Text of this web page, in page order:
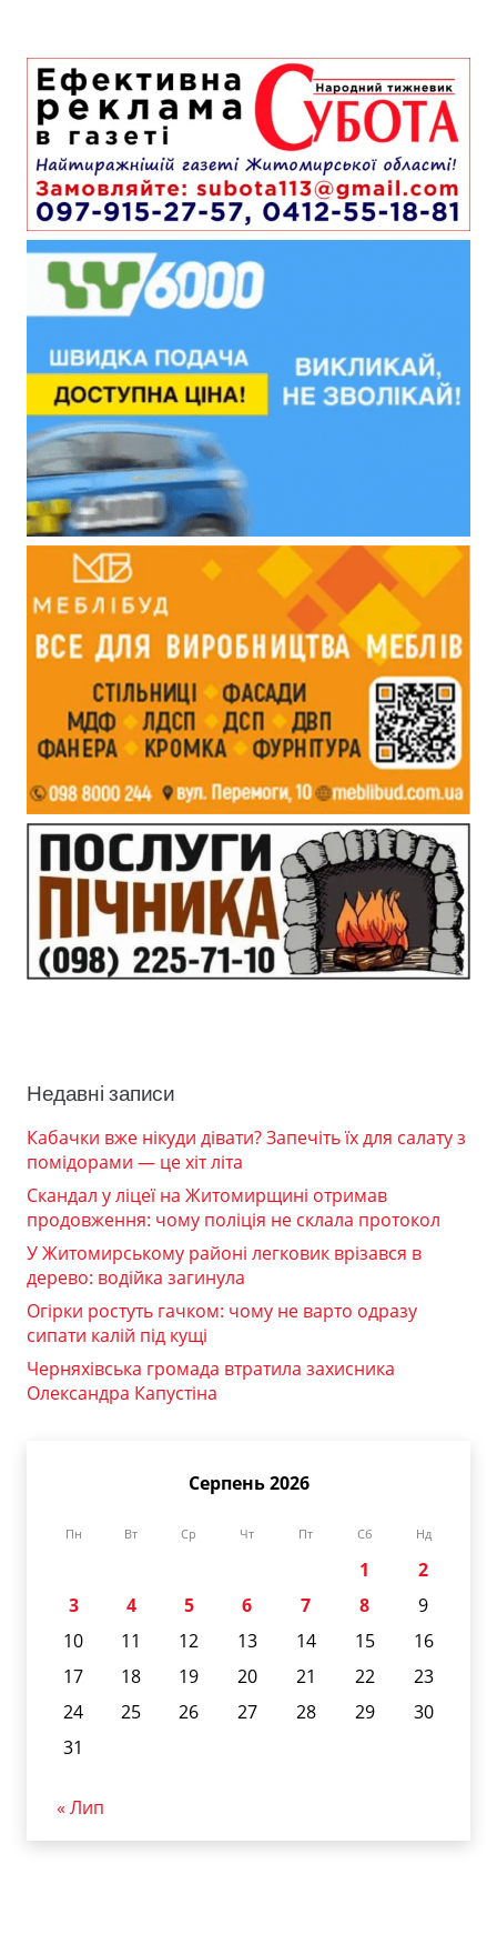
Недавні записи
Кабачки вже нікуди дівати? Запечіть їх для салату з
помідорами — це хіт літа
Скандал у ліцеї на Житомирщині отримав
продовження: чому поліція не склала протокол
У Житомирському районі легковик врізався в
дерево: водійка загинула
Огірки ростуть гачком: чому не варто одразу
сипати калій під кущі
Черняхівська громада втратила захисника
Олександра Капустіна
Серпень 2026
Пн Вт Ср Чт Пт Сб Нд
1
2
3
4 5 6 7 8
9
10
11 12 13 14 15
16
17
18 19 20 21 22
23
24
25 26 27 28 29
30
31
« Лип